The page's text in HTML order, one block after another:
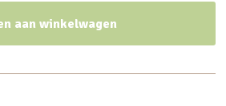
aan winkelwagen